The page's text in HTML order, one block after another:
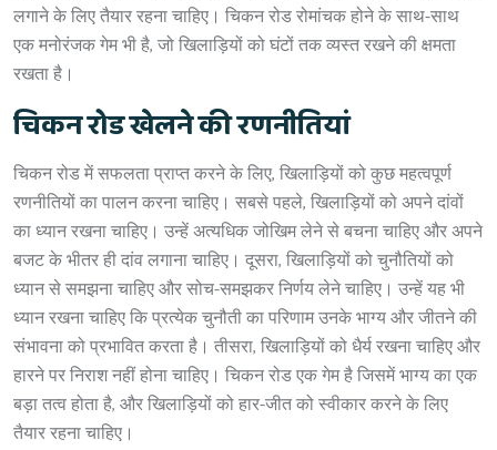
लगाने के लिए तैयार रहना चाहिए। चिकन रोड रोमांचक होने के साथ-साथ
एक मनोरंजक गेम भी है, जो खिलाड़ियों को घंटों तक व्यस्त रखने की क्षमता
रखता है।
चिकन रोड खेलने की रणनीतियां
चिकन रोड में सफलता प्राप्त करने के लिए, खिलाड़ियों को कुछ महत्वपूर्ण
रणनीतियों का पालन करना चाहिए। सबसे पहले, खिलाड़ियों को अपने दांवों
का ध्यान रखना चाहिए। उन्हें अत्यधिक जोखिम लेने से बचना चाहिए और अपने
बजट के भीतर ही दांव लगाना चाहिए। दूसरा, खिलाड़ियों को चुनौतियों को
ध्यान से समझना चाहिए और सोच-समझकर निर्णय लेने चाहिए। उन्हें यह भी
ध्यान रखना चाहिए कि प्रत्येक चुनौती का परिणाम उनके भाग्य और जीतने की
संभावना को प्रभावित करता है। तीसरा, खिलाड़ियों को धैर्य रखना चाहिए और
हारने पर निराश नहीं होना चाहिए। चिकन रोड एक गेम है जिसमें भाग्य का एक
बड़ा तत्व होता है, और खिलाड़ियों को हार-जीत को स्वीकार करने के लिए
तैयार रहना चाहिए।